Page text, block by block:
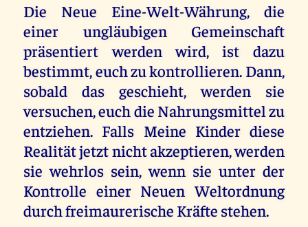
Die Neue Eine-Welt-Währung, die
einer ungläubigen Gemeinschaft
präsentiert werden wird, ist dazu
bestimmt, euch zu kontrollieren. Dann,
sobald das geschieht, werden sie
versuchen, euch die Nahrungsmittel zu
entziehen. Falls Meine Kinder diese
Realität jetzt nicht akzeptieren, werden
sie wehrlos sein, wenn sie unter der
Kontrolle einer Neuen Weltordnung
durch freimaurerische Kräfte stehen.